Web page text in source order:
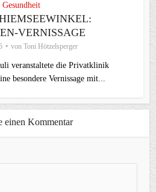
Gesundheit
VERNISSAGE
von Toni Hötzelsperger
veranstaltete die Privatklinik
besondere Vernissage mit...
einen Kommentar